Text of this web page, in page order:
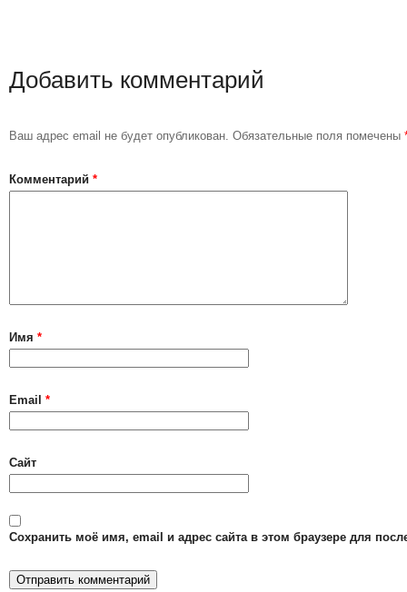
Добавить комментарий
Ваш адрес email не будет опубликован. Обязательные поля помечены
Комментарий *
Имя *
Email *
Сайт
Сохранить моё имя, email и адрес сайта в этом браузере для